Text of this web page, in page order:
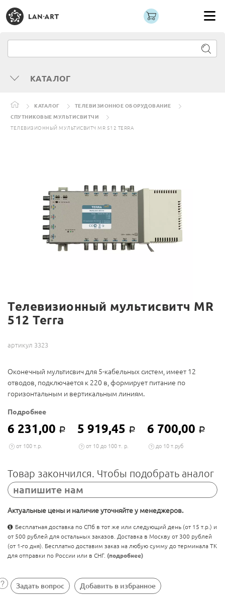
КАТАЛОГ
КАТАЛОГ
ТЕЛЕВИЗИОННОЕ ОБОРУДОВАНИЕ
СПУТНИКОВЫЕ МУЛЬТИСВИТЧИ
ТЕЛЕВИЗИОННЫЙ МУЛЬТИСВИТЧ MR 512 TERRA
Телевизионный мультисвитч MR
512 Terra
артикул 3323
Оконечный мультисвич для 5-кабельных систем, имеет 12
отводов, подключается к 220 в, формирует питание по
горизонтальным и вертикальным линиям.
Подробнее
6 231,00 Р 5 919,45 Р 6 700,00 Р
от 100 т.р. от 10 до 100 т. р. до 10 т.руб
Товар закончился. Чтобы подобрать аналог
напишите нам
Актуальные цены и наличие уточняйте у менеджеров.
Бесплатная доставка по СПб в тот же или следующий день (от 15 т.р.) и
от 500 рублей для остальных заказов. Доставка в Москву от 300 рублей
(от 1-го дня). Бесплатно доставим заказ на любую сумму до терминала ТК
для отправки по России или в СНГ. (подробнее)
Задать вопрос Добавить в избранное